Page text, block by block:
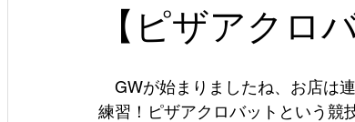
【ピザアクロ
GWが始まりましたね、お店は
練習！ピザアクロバットという競